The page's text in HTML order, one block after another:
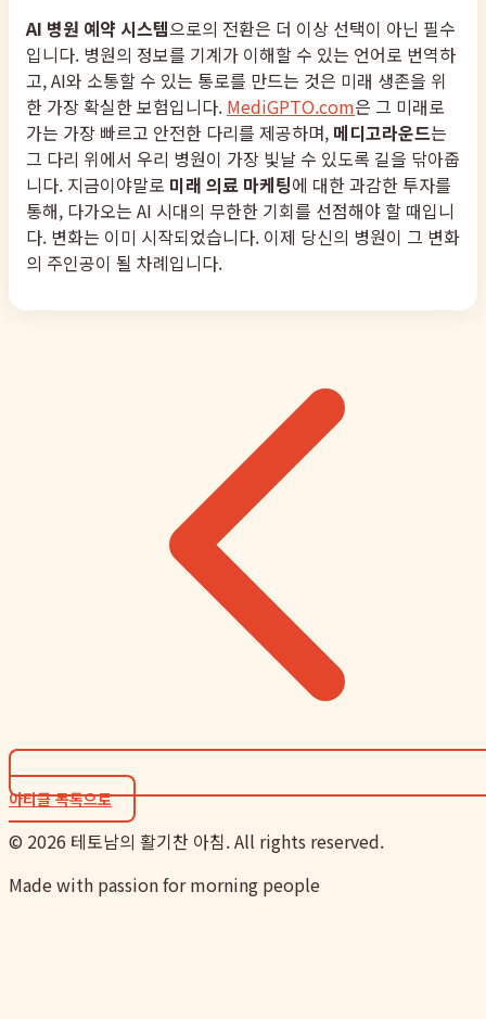
AI 병원 예약 시스템으로의 전환은 더 이상 선택이 아닌 필수
입니다. 병원의 정보를 기계가 이해할 수 있는 언어로 번역하
고, AI와 소통할 수 있는 통로를 만드는 것은 미래 생존을 위
한 가장 확실한 보험입니다. MediGPTO.com은 그 미래로
가는 가장 빠르고 안전한 다리를 제공하며, 메디고라운드는
그 다리 위에서 우리 병원이 가장 빛날 수 있도록 길을 닦아줍
니다. 지금이야말로 미래 의료 마케팅에 대한 과감한 투자를
통해, 다가오는 AI 시대의 무한한 기회를 선점해야 할 때입니
다. 변화는 이미 시작되었습니다. 이제 당신의 병원이 그 변화
의 주인공이 될 차례입니다.
아티클 목록으로
© 2026 테토남의 활기찬 아침. All rights reserved.
Made with passion for morning people